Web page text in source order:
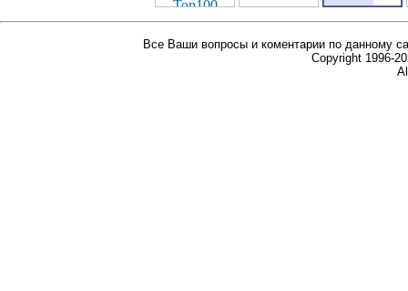
Все Ваши вопросы и коментарии по данному
Copyright 1996-